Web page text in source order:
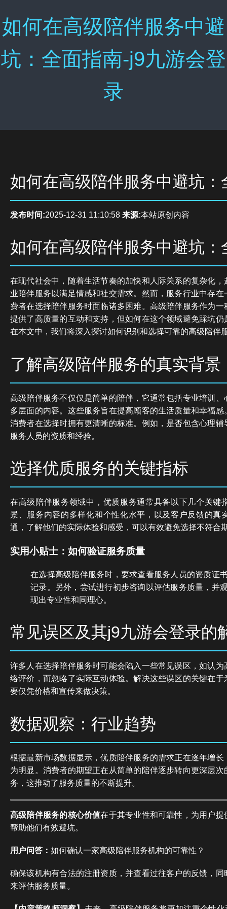
如何在高级陪伴服务中避
坑：全面指南-j9九游会登
录
如何在高级陪伴服务中避坑：
发布时间:2025-12-31 11:10:58 来源:本站原创内容
如何在高级陪伴服务中避坑：
在现代社会中，随着生活节奏的加快和人际关系的复杂化
业陪伴服务以满足情感和社交需求。然而，服务行业中存
费者在选择陪伴服务时面临诸多困难。高级陪伴服务作为
提供了高质量的互动和支持，但如何在这个领域避免踩坑
在本文中，我们将深入探讨如何识别和选择可靠的高级陪伴
了解高级陪伴服务的真实背景
高级陪伴服务不仅仅是简单的陪伴，它通常包括专业培训
多层面的内容。这些服务旨在提高顾客的生活质量和幸福
消费者在选择时拥有更清晰的标准。例如，是否包含心理
服务人员的资质和经验。
选择优质服务的关键指标
在高级陪伴服务领域中，优质服务通常具备以下几个关键
景、服务内容的多样化和个性化水平，以及客户反馈的真
通，了解他们的实际体验和感受，可以有效避免选择不符合
实用小贴士：如何验证服务质量
在选择高级陪伴服务时，要求查看服务人员的资质证
记录。另外，尝试进行初步咨询以评估服务质量，并
现出专业性和同理心。
常见误区及其j9九游会登录的
许多人在选择陪伴服务时可能会陷入一些常见误区，如认
络评价，而忽略了实际互动体验。解决这些误区的关键在
要仅凭价格和宣传来做决策。
数据观察：行业趋势
根据最新市场数据显示，优质陪伴服务的需求正在逐年增
为明显。消费者的期望正在从简单的陪伴逐步转向更深层
务，这推动了服务质量的不断提升。
高级陪伴服务的核心价值在于其专业性和可靠性，为用户
帮助他们有效避坑。
用户问答： 如何确认一家高级陪伴服务机构的可靠性？
确保该机构有合法的注册资质，并查看过往客户的反馈，
来评估服务质量。